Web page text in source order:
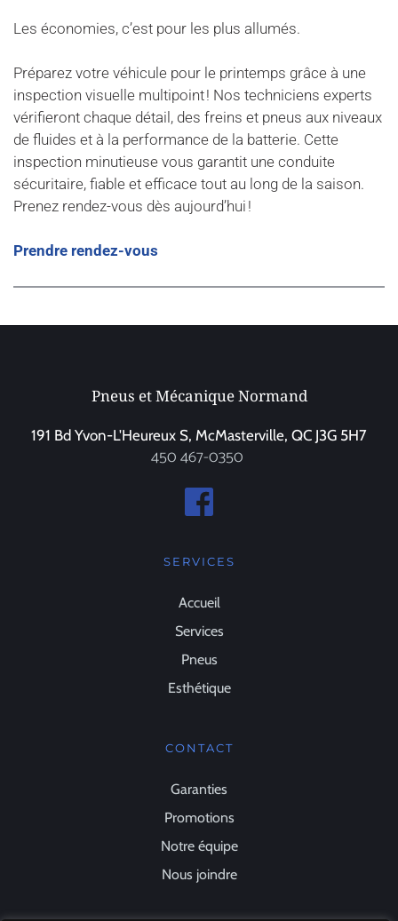
Les économies, c’est pour les plus allumés.
Préparez votre véhicule pour le printemps grâce à une
inspection visuelle multipoint ! Nos techniciens experts
vérifieront chaque détail, des freins et pneus aux niveaux
de fluides et à la performance de la batterie. Cette
inspection minutieuse vous garantit une conduite
sécuritaire, fiable et efficace tout au long de la saison.
Prenez rendez-vous dès aujourd’hui !
Prendre rendez-vous
Pneus et Mécanique Normand
191 Bd Yvon-L'Heureux S, McMasterville, QC J3G 5H7
450 467-0350
SERVICES
Accueil
Services
Pneus
Esthétique
CONTACT
Garanties
Promotions
Notre équipe
Nous joindre